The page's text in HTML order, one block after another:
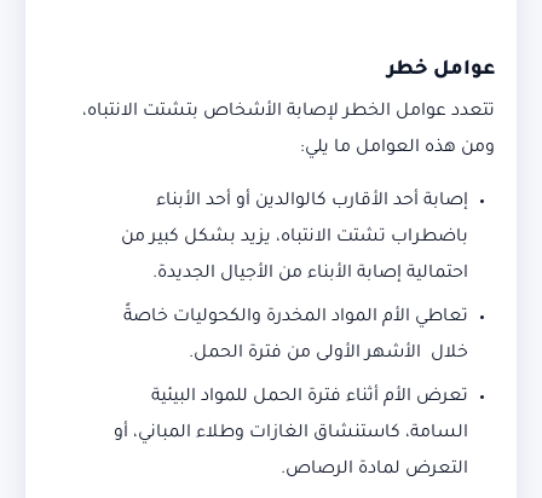
عوامل خطر
تتعدد عوامل الخطر لإصابة الأشخاص بتشتت الانتباه،
ومن هذه العوامل ما يلي:
إصابة أحد الأقارب كالوالدين أو أحد الأبناء
باضطراب تشتت الانتباه، يزيد بشكل كبير من
احتمالية إصابة الأبناء من الأجيال الجديدة.
تعاطي الأم المواد المخدرة والكحوليات خاصةً
خلال الأشهر الأولى من فترة الحمل.
تعرض الأم أثناء فترة الحمل للمواد البيئية
السامة، كاستنشاق الغازات وطلاء المباني، أو
التعرض لمادة الرصاص.